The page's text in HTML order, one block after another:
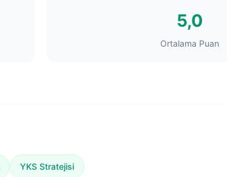
5,0
Ortalama Puan
YKS Stratejisi